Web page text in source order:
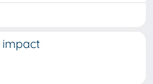
impact